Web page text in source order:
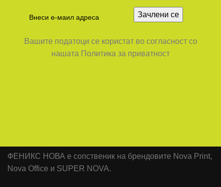
Вашите податоци се користат во согласност со
нашата Политика за приватност
ФЕНИКС НОВА е сопственик на брендовите Nova Print,
Nova Office и SUPER NOVA.